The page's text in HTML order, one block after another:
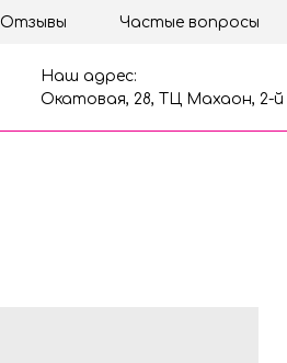
Отзывы Частые вопросы
Наш адрес:
Окатовая, 28, ТЦ Махаон, 2-